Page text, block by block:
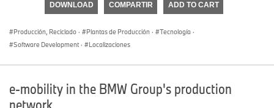
seconds
DOWNLOAD COMPARTIR ADD TO CART
Producción, Reciclado · Plantas de Producción · Tecnología ·
Software Development · Localizaciones
e-mobility in the BMW Group's production